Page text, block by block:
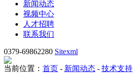
新闻动态
视频中心
人才招聘
联系我们
0379-69862280 Sitexml
当前位置： 首页 - 新闻动态 - 技术支持